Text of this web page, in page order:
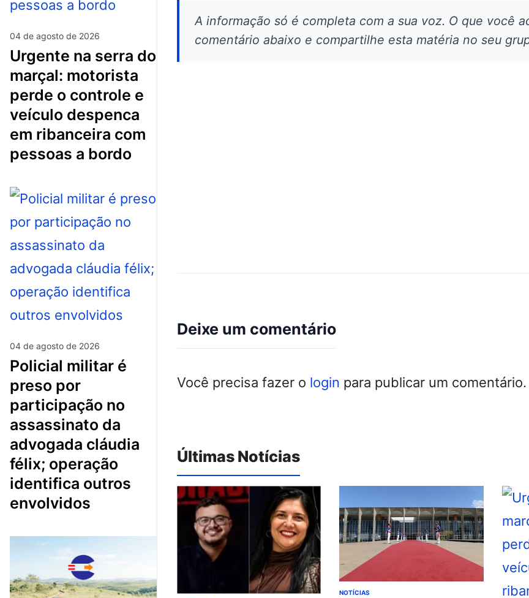
04 de agosto de 2026
urgente na serra do
marçal: motorista
perde o controle e
veículo despenca
em ribanceira com
pessoas a bordo
04 de agosto de 2026
policial militar é
preso por
participação no
assassinato da
advogada cláudia
félix; operação
identifica outros
envolvidos
A informação só é completa com a sua voz. O que você
comentário abaixo e compartilhe esta matéria no seu
Deixe um comentário
Você precisa fazer o login para publicar um comentário.
Últimas Notícias
NOTÍCIAS